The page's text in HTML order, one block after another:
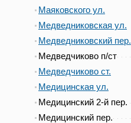
Маяковского ул.
Медведниковская ул.
Медведниковский пер.
Медведчиково п/ст
Медведчиково ст.
Медицинская ул.
Медицинский 2-й пер.
Медицинский пер.